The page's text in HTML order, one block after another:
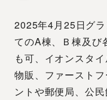
2025年4月25日グ
てのA棟、Ｂ棟及び
も可、イオンスタ
物販、ファースト
ントや郵便局、公